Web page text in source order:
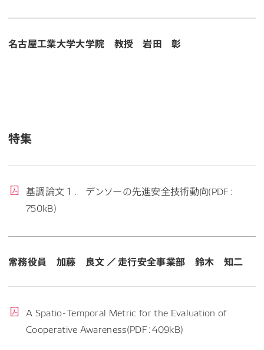
名古屋工業大学大学院 教授 岩田 彰
特集
基調論文１. デンソーの先進安全技術動向(PDF：
750kB)
常務役員 加藤 良文 ／ 走行安全事業部 鈴木 知二
A Spatio-Temporal Metric for the Evaluation of
Cooperative Awareness(PDF：409kB)